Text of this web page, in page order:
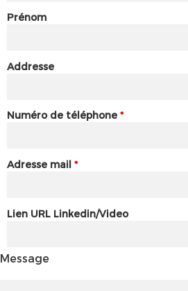
Prénom
Addresse
Numéro de téléphone *
Adresse mail *
Lien URL Linkedin/Video
Message